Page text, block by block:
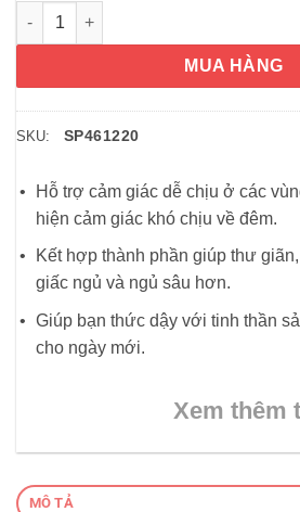
Viên giảm đau và hỗ trợ ngủ ngon
MUA HÀNG
SKU: SP461220
Hỗ trợ cảm giác dễ chịu ở các
hiện cảm giác khó chịu về đêm.
Kết hợp thành phần giúp thư
giấc ngủ và ngủ sâu hơn.
Giúp bạn thức dậy với tinh thần
cho ngày mới.
Xem thêm
MÔ TẢ